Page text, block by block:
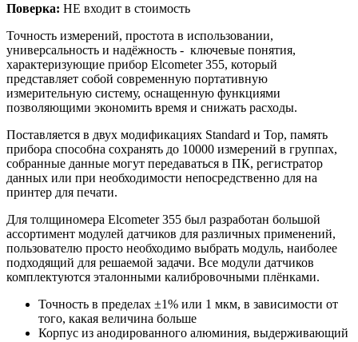
Поверка: НЕ входит в стоимость
Точность измерений, простота в использовании,
универсальность и надёжность - ключевые понятия,
характеризующие прибор Elcometer 355, который
представляет собой современную портативную
измерительную систему, оснащенную функциями
позволяющими экономить время и снижать расходы.
Поставляется в двух модификациях Standard и Top, память
прибора способна сохранять до 10000 измерений в группах,
собранные данные могут передаваться в ПК, регистратор
данных или при необходимости непосредственно для на
принтер для печати.
Для толщиномера Elcometer 355 был разработан большой
ассортимент модулей датчиков для различных применений,
пользователю просто необходимо выбрать модуль, наиболее
подходящий для решаемой задачи. Все модули датчиков
комплектуются эталонными калибровочными плёнками.
Точность в пределах ±1% или 1 мкм, в зависимости от
того, какая величина больше
Корпус из анодированного алюминия, выдерживающий